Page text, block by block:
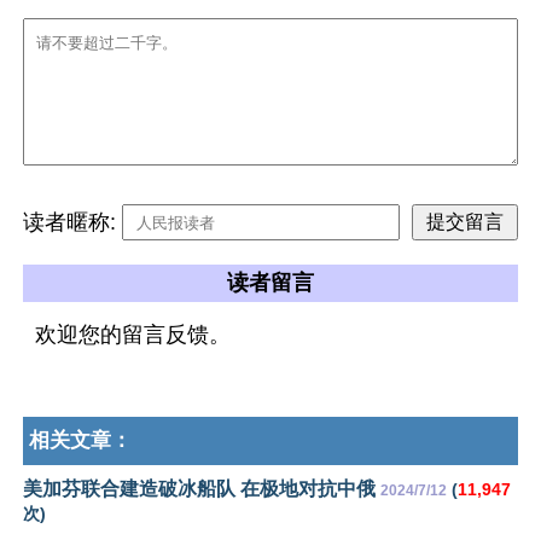
读者暱称:
读者留言
欢迎您的留言反馈。
相关文章：
美加芬联合建造破冰船队 在极地对抗中俄 2024/7/12 (11,947
次)